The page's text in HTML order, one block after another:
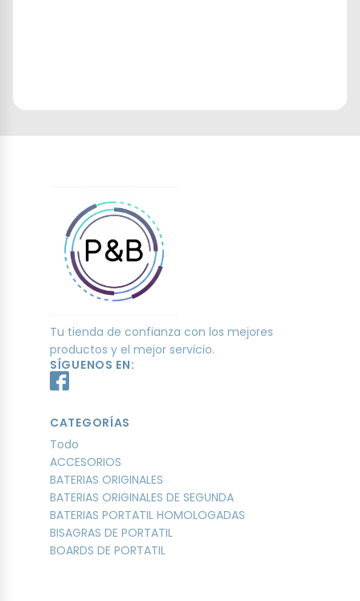
Tu tienda de confianza con los mejores
productos y el mejor servicio.
SÍGUENOS EN:
CATEGORÍAS
Todo
ACCESORIOS
BATERIAS ORIGINALES
BATERIAS ORIGINALES DE SEGUNDA
BATERIAS PORTATIL HOMOLOGADAS
BISAGRAS DE PORTATIL
BOARDS DE PORTATIL